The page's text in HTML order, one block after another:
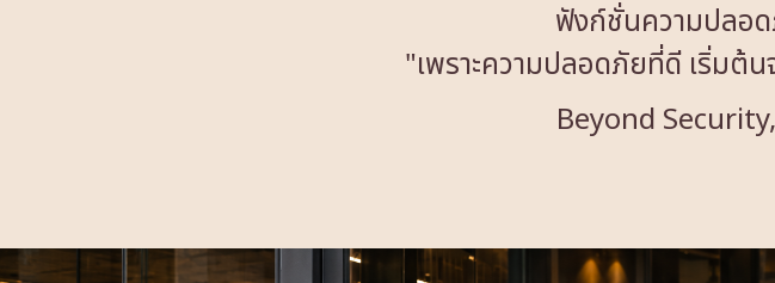
ฟังก์ชั่นความปลอ
"เพราะความปลอดภัยที่ดี เริ่มต้
Beyond